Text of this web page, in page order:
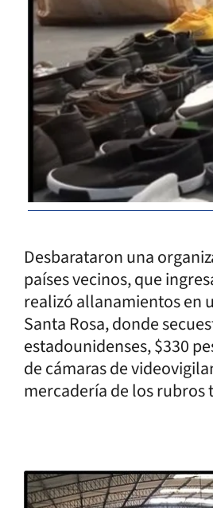
Desbarataron una
países vecinos, que
realizó allanamientos en
Santa Rosa, donde
estadounidenses, $330
de cámaras de
mercadería de los rubros